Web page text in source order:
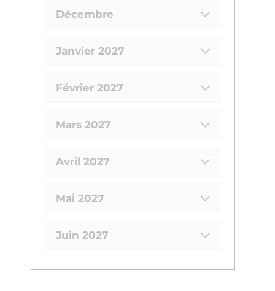
Décembre
Janvier 2027
Février 2027
Mars 2027
Avril 2027
Mai 2027
Juin 2027